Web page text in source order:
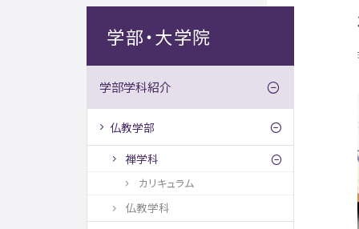
学部・大学院
学部学科紹介
仏教学部
禅学科
カリキュラム
仏教学科